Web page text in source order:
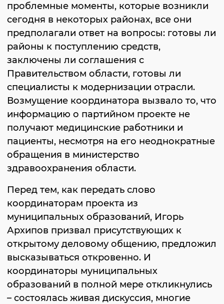
проблемные моменты, которые возникли
сегодня в некоторых районах, все они
предполагали ответ на вопросы: готовы ли
районы к поступлению средств,
заключены ли соглашения с
Правительством области, готовы ли
специалисты к модернизации отрасли.
Возмущение координатора вызвало то, что
информацию о партийном проекте не
получают медицинские работники и
пациенты, несмотря на его неоднократные
обращения в министерство
здравоохранения области.
Перед тем, как передать слово
координаторам проекта из
муниципальных образований, Игорь
Архипов призвал присутствующих к
открытому деловому общению, предложил
высказываться откровенно. И
координаторы муниципальных
образований в полной мере откликнулись
– состоялась живая дискуссия, многие